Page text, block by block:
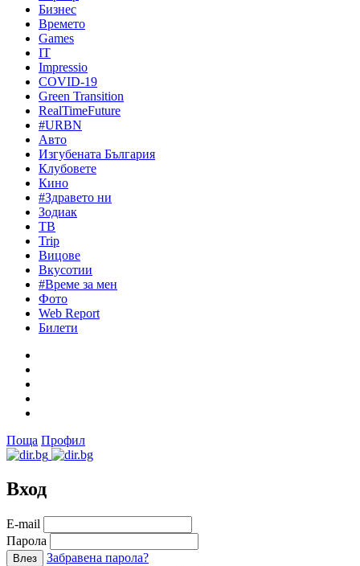
Бизнес
Времето
Games
IT
Impressio
COVID-19
Green Transition
RealTimeFuture
#URBN
Авто
Изгубената България
Клубовете
Кино
#Здравето ни
Зодиак
ТВ
Trip
Вицове
Вкусотии
#Време за мен
Фото
Web Report
Билети
Поща Профил
Вход
Е-mail
Парола
Забравена парола?